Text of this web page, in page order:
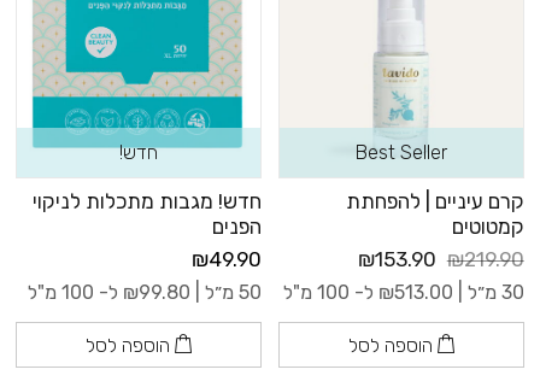
Best Seller
קרם עיניים | להפחתת
קמטוטים
₪219.90
₪153.90
30 מ״ל | ₪513.00 ל- 100 מ"ל
הוספה לסל
חדש!
חדש! מגבות מתכלות לניקוי
הפנים
₪49.90
50 מ״ל | ₪99.80 ל- 100 מ"ל
הוספה לסל